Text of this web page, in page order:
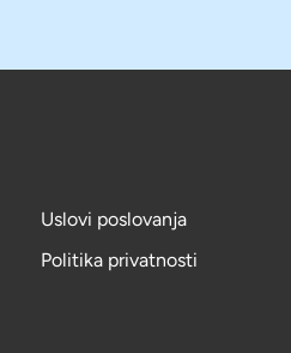
Uslovi poslovanja
Politika privatnosti